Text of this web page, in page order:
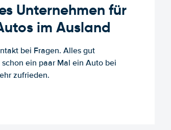
Unternehmen für
im Ausland
bei Fragen. Alles gut
ein paar Mal ein Auto bei
zufrieden.